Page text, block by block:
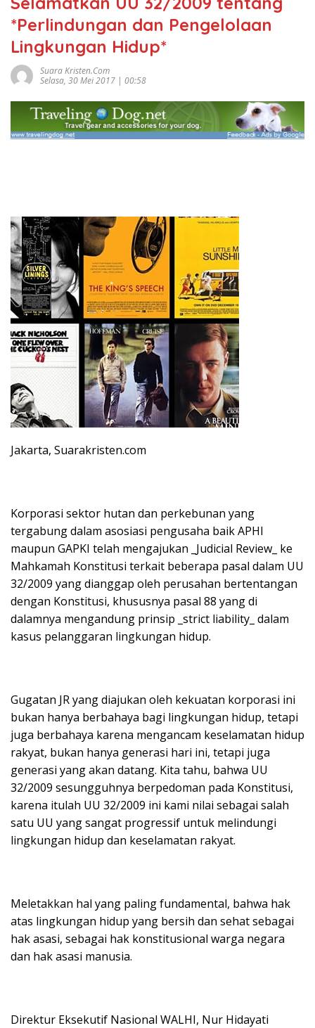
*Perlindungan dan Pengelolaan
Lingkungan Hidup*
Suara Kristen.com
Selasa, 30 Mei 2017 | 00:58
Jakarta, Suarakristen.com
Korporasi sektor hutan dan perkebunan yang
tergabung dalam asosiasi pengusaha baik APHI
maupun GAPKI telah mengajukan _Judicial Review_ ke
Mahkamah Konstitusi terkait beberapa pasal dalam UU
32/2009 yang dianggap oleh perusahan bertentangan
dengan Konstitusi, khususnya pasal 88 yang di
dalamnya mengandung prinsip _strict liability_ dalam
kasus pelanggaran lingkungan hidup.
Gugatan JR yang diajukan oleh kekuatan korporasi ini
bukan hanya berbahaya bagi lingkungan hidup, tetapi
juga berbahaya karena mengancam keselamatan hidup
rakyat, bukan hanya generasi hari ini, tetapi juga
generasi yang akan datang. Kita tahu, bahwa UU
32/2009 sesungguhnya berpedoman pada Konstitusi,
karena itulah UU 32/2009 ini kami nilai sebagai salah
satu UU yang sangat progressif untuk melindungi
lingkungan hidup dan keselamatan rakyat.
Meletakkan hal yang paling fundamental, bahwa hak
atas lingkungan hidup yang bersih dan sehat sebagai
hak asasi, sebagai hak konstitusional warga negara
dan hak asasi manusia.
Direktur Eksekutif Nasional WALHI, Nur Hidayati